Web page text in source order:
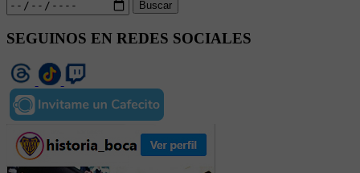
Buscar
SEGUINOS EN REDES SOCIALES